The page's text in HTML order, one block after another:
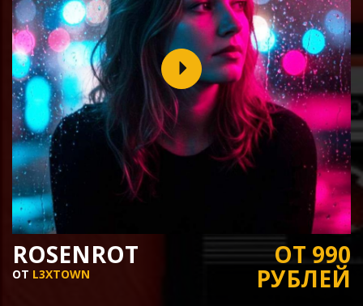
ROSENROT
ОТ L3XTOWN
ОТ 990
РУБЛЕЙ